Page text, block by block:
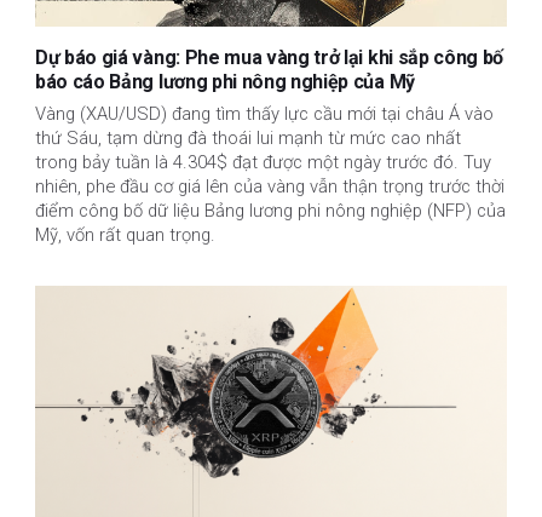
Dự báo giá vàng: Phe mua vàng trở lại khi sắp công bố
báo cáo Bảng lương phi nông nghiệp của Mỹ
Vàng (XAU/USD) đang tìm thấy lực cầu mới tại châu Á vào
thứ Sáu, tạm dừng đà thoái lui mạnh từ mức cao nhất
trong bảy tuần là 4.304$ đạt được một ngày trước đó. Tuy
nhiên, phe đầu cơ giá lên của vàng vẫn thận trọng trước thời
điểm công bố dữ liệu Bảng lương phi nông nghiệp (NFP) của
Mỹ, vốn rất quan trọng.